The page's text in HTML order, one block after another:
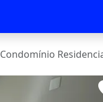
Condomínio